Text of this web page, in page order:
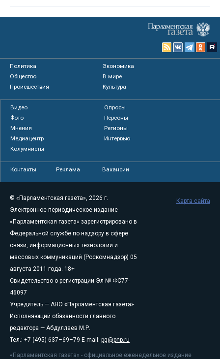
Политика
Экономика
Общество
В мире
Происшествия
Культура
Видео
Опросы
Фото
Персоны
Мнения
Регионы
Медиацентр
Интервью
Колумнисты
Контакты Реклама Вакансии
© «Парламентская газета», 2026 г.
Электронное периодическое издание
«Парламентская газета» зарегистрировано в
Федеральной службе по надзору в сфере
связи, информационных технологий и
массовых коммуникаций (Роскомнадзор) 05
августа 2011 года. 18+
Свидетельство о регистрации Эл № ФС77-
46097
Учредитель — АНО «Парламентская газета»
Исполняющий обязанности главного
редактора — Абдуллаев М.Р.
Тел.: +7 (495) 637–69–79 E-mail: pg@pnp.ru
«Парламентская газета» - официальное еженедельное издание
Карта сайта